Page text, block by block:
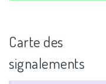
Carte des
signalements